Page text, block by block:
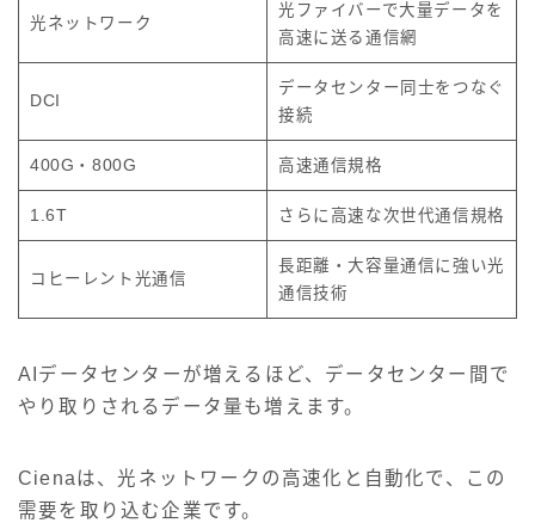
光ネットワーク
光ファイバーで大量データを
高速に送る通信網
DCI
データセンター同士をつなぐ
接続
400G・800G 高速通信規格
1.6T さらに高速な次世代通信規格
コヒーレント光通信
長距離・大容量通信に強い光
通信技術
AIデータセンターが増えるほど、データセンター間で
やり取りされるデータ量も増えます。
Cienaは、光ネットワークの高速化と自動化で、この
需要を取り込む企業です。